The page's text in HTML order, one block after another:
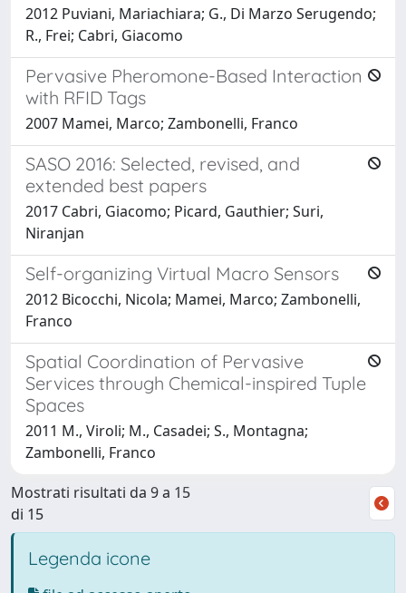
2012 Puviani, Mariachiara; G., Di Marzo Serugendo;
R., Frei; Cabri, Giacomo
Pervasive Pheromone-Based Interaction
with RFID Tags
2007 Mamei, Marco; Zambonelli, Franco
SASO 2016: Selected, revised, and
extended best papers
2017 Cabri, Giacomo; Picard, Gauthier; Suri,
Niranjan
Self-organizing Virtual Macro Sensors
2012 Bicocchi, Nicola; Mamei, Marco; Zambonelli,
Franco
Spatial Coordination of Pervasive
Services through Chemical-inspired Tuple
Spaces
2011 M., Viroli; M., Casadei; S., Montagna;
Zambonelli, Franco
Mostrati risultati da 9 a 15
di 15
Legenda icone